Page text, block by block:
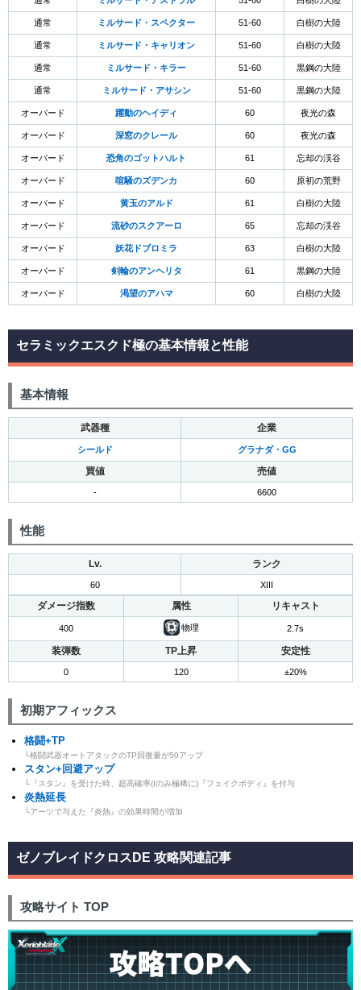
通常 ミルサード・スペクター 51-60 白樹の大陸
通常 ミルサード・キャリオン 51-60 白樹の大陸
通常 ミルサード・キラー 51-60 黒鋼の大陸
通常 ミルサード・アサシン 51-60 黒鋼の大陸
オーバード 躍動のヘイディ 60 夜光の森
オーバード 深窓のクレール 60 夜光の森
オーバード 恐角のゴットハルト 61 忘却の渓谷
オーバード 喧騒のズデンカ 60 原初の荒野
オーバード 黄玉のアルド 61 白樹の大陸
オーバード 流砂のスクアーロ 65 忘却の渓谷
オーバード 妖花ドブロミラ 63 白樹の大陸
オーバード 剣輪のアンヘリタ 61 黒鋼の大陸
オーバード 渇望のアハマ 60 白樹の大陸
セラミックエスクド極の基本情報と性能
基本情報
武器種 企業
シールド グラナダ・GG
買値 売値
- 6600
性能
Lv. ランク
60 XIII
ダメージ指数 属性 リキャスト
400 物理 2.7s
装弾数 TP上昇 安定性
0 120 ±20%
初期アフィックス
格闘+TP
└格闘武器オートアタックのTP回復量が50アップ
スタン+回避アップ
└『スタン』を受けた時、超高確率(Iのみ極稀に)『フェイクボディ』を付与
炎熱延長
└アーツで与えた『炎熱』の効果時間が増加
ゼノブレイドクロスDE 攻略関連記事
攻略サイト TOP